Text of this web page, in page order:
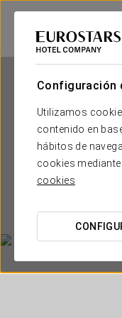
Configuración
Utilizamos
contenido en
hábitos de
cookies
cookies